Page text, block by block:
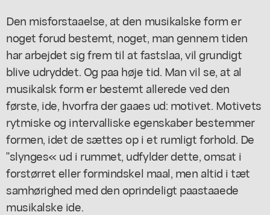
Den misforstaaelse, at den musikalske form er
noget forud bestemt, noget, man gennem tiden
har arbejdet sig frem til at fastslaa, vil grundigt
blive udryddet. Og paa høje tid. Man vil se, at al
musikalsk form er bestemt allerede ved den
første, ide, hvorfra der gaaes ud: motivet. Motivets
rytmiske og intervalliske egenskaber bestemmer
formen, idet de sættes op i et rumligt forhold. De
"slynges« ud i rummet, udfylder dette, omsat i
forstørret eller formindskel maal, men altid i tæt
samhørighed med den oprindeligt paastaaede
musikalske ide.